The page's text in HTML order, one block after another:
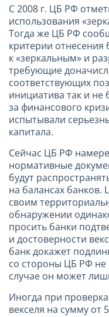
С2008 г. ЦБ РФ
использования
Тогда же ЦБ РФ
критерии отнесения
к «зеркальным» и
требующие
соответствующих
инициатива так и не
за финансового
испытывали
капитала.
Сейчас ЦБ РФ
нормативные
будут
на балансах банков.
своим
обнаружении
просить банки
и достоверности
банк докажет
со стороны ЦБ РФ не
случае он может
Иногда при
векселя на сумму